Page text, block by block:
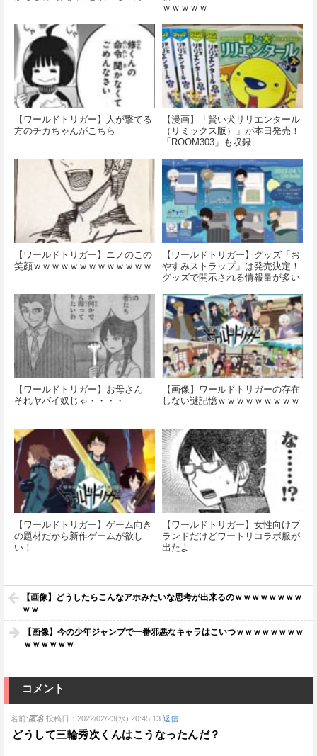
ｗｗｗｗｗ
【ワールドトリガー】人が撃てる
方のチカちゃんがこちら
【漫画】「賢い犬リリエンタール
（リミックス版）」が本日発売！
「ROOM303」も収録
【ワールドトリガー】ニノのこの
笑顔ｗｗｗｗｗｗｗｗｗｗｗｗｗ
【ワールドトリガー】グッズ「お
やすみストラップ」は発売決定！
グッズで開示される情報量が多い
【ワールドトリガー】お母さん
それヤバイ奴じゃ・・・・
【画像】ワールドトリガーの存在
しない謎記憶ｗｗｗｗｗｗｗｗｗ
【ワールドトリガー】ゲーム向き
の題材だから新作ゲームが欲し
い！
【ワールドトリガー】女性向けブ
ランドだけどワートリコラボ服が
出たよ
【画像】どうしたらこんなアホみたいな思考が出来るのｗｗｗｗｗｗｗｗ
ｗｗ
【画像】今の少年ジャンプで一番邪悪なキャラはこいつｗｗｗｗｗｗｗｗ
ｗｗｗｗｗｗ
コメント
名前:匿名 投稿日：2022/02/23(水) 20:45:13 返信
どうして三輪秀次くんはこうなったんだ？